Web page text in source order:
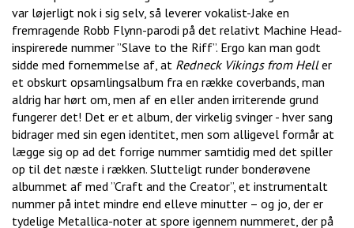
var løjerligt nok i sig selv, så leverer vokalist-Jake en
fremragende Robb Flynn-parodi på det relativt Machine Head-
inspirerede nummer ”Slave to the Riff”. Ergo kan man godt
sidde med fornemmelse af, at Redneck Vikings from Heller
et obskurt opsamlingsalbum fra en række coverbands, man
aldrig har hørt om, men af en eller anden irriterende grund
fungerer det! Det er et album, der virkelig svinger - hver sang
bidrager med sin egen identitet, men som alligevel formår at
lægge sig op ad det forrige nummer samtidig med det spiller
op til det næste i rækken. Slutteligt runder bonderøvene
albummet af med ”Craft and the Creator”, et instrumentalt
nummer på intet mindre end elleve minutter – og jo, der er
tydelige Metallica-noter at spore igennem nummeret, der på